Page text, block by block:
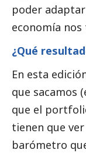
poder
economía nos
¿Qué
En esta
que sacamos
que el
tienen que
barómetro